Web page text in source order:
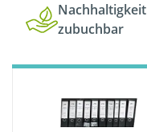
Nachhaltigkeit
zubuchbar